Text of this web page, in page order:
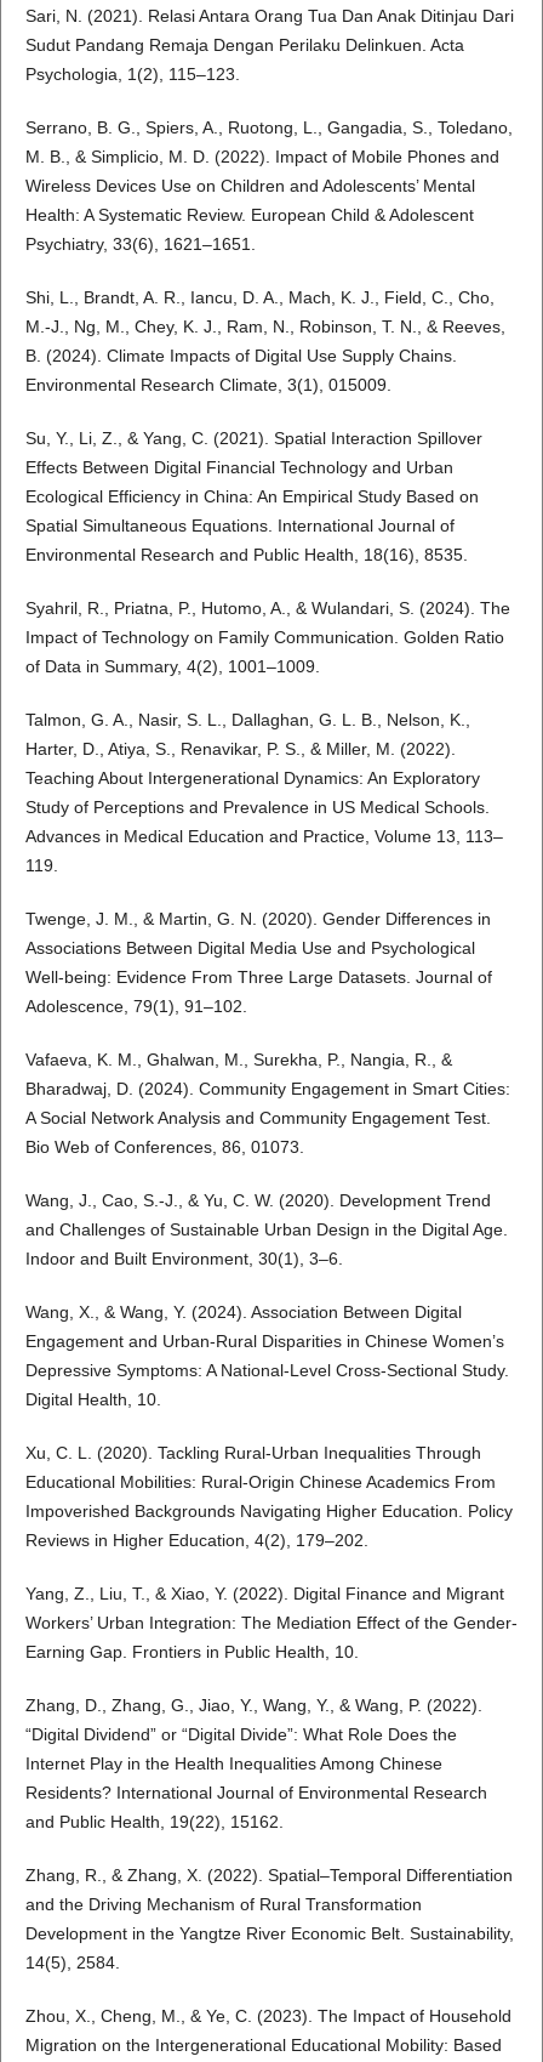
Sari, N. (2021). Relasi Antara Orang Tua Dan Anak Ditinjau Dari
Sudut Pandang Remaja Dengan Perilaku Delinkuen. Acta
Psychologia, 1(2), 115–123.
Serrano, B. G., Spiers, A., Ruotong, L., Gangadia, S., Toledano,
M. B., & Simplicio, M. D. (2022). Impact of Mobile Phones and
Wireless Devices Use on Children and Adolescents’ Mental
Health: A Systematic Review. European Child & Adolescent
Psychiatry, 33(6), 1621–1651.
Shi, L., Brandt, A. R., Iancu, D. A., Mach, K. J., Field, C., Cho,
M.-J., Ng, M., Chey, K. J., Ram, N., Robinson, T. N., & Reeves,
B. (2024). Climate Impacts of Digital Use Supply Chains.
Environmental Research Climate, 3(1), 015009.
Su, Y., Li, Z., & Yang, C. (2021). Spatial Interaction Spillover
Effects Between Digital Financial Technology and Urban
Ecological Efficiency in China: An Empirical Study Based on
Spatial Simultaneous Equations. International Journal of
Environmental Research and Public Health, 18(16), 8535.
Syahril, R., Priatna, P., Hutomo, A., & Wulandari, S. (2024). The
Impact of Technology on Family Communication. Golden Ratio
of Data in Summary, 4(2), 1001–1009.
Talmon, G. A., Nasir, S. L., Dallaghan, G. L. B., Nelson, K.,
Harter, D., Atiya, S., Renavikar, P. S., & Miller, M. (2022).
Teaching About Intergenerational Dynamics: An Exploratory
Study of Perceptions and Prevalence in US Medical Schools.
Advances in Medical Education and Practice, Volume 13, 113–
119.
Twenge, J. M., & Martin, G. N. (2020). Gender Differences in
Associations Between Digital Media Use and Psychological
Well‐being: Evidence From Three Large Datasets. Journal of
Adolescence, 79(1), 91–102.
Vafaeva, K. M., Ghalwan, M., Surekha, P., Nangia, R., &
Bharadwaj, D. (2024). Community Engagement in Smart Cities:
A Social Network Analysis and Community Engagement Test.
Bio Web of Conferences, 86, 01073.
Wang, J., Cao, S.-J., & Yu, C. W. (2020). Development Trend
and Challenges of Sustainable Urban Design in the Digital Age.
Indoor and Built Environment, 30(1), 3–6.
Wang, X., & Wang, Y. (2024). Association Between Digital
Engagement and Urban-Rural Disparities in Chinese Women’s
Depressive Symptoms: A National-Level Cross-Sectional Study.
Digital Health, 10.
Xu, C. L. (2020). Tackling Rural-Urban Inequalities Through
Educational Mobilities: Rural-Origin Chinese Academics From
Impoverished Backgrounds Navigating Higher Education. Policy
Reviews in Higher Education, 4(2), 179–202.
Yang, Z., Liu, T., & Xiao, Y. (2022). Digital Finance and Migrant
Workers’ Urban Integration: The Mediation Effect of the Gender-
Earning Gap. Frontiers in Public Health, 10.
Zhang, D., Zhang, G., Jiao, Y., Wang, Y., & Wang, P. (2022).
“Digital Dividend” or “Digital Divide”: What Role Does the
Internet Play in the Health Inequalities Among Chinese
Residents? International Journal of Environmental Research
and Public Health, 19(22), 15162.
Zhang, R., & Zhang, X. (2022). Spatial–Temporal Differentiation
and the Driving Mechanism of Rural Transformation
Development in the Yangtze River Economic Belt. Sustainability,
14(5), 2584.
Zhou, X., Cheng, M., & Ye, C. (2023). The Impact of Household
Migration on the Intergenerational Educational Mobility: Based